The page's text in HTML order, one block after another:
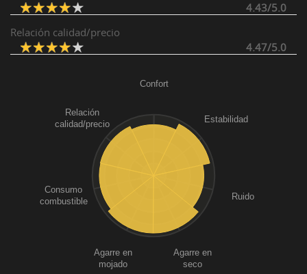
4.43/5.0
Relación calidad/precio
4.47/5.0
Confort
Estabilidad
Ruido
Agarre en
seco
Agarre en
mojado
Consumo
combustible
Relación
calidad/precio